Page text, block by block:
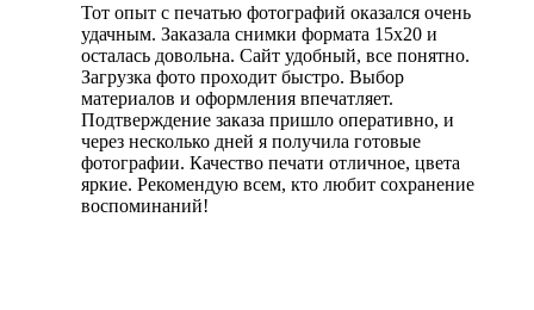
Тот опыт с печатью фотографий оказался очень
удачным. Заказала снимки формата 15х20 и
осталась довольна. Сайт удобный, все понятно.
Загрузка фото проходит быстро. Выбор
материалов и оформления впечатляет.
Подтверждение заказа пришло оперативно, и
через несколько дней я получила готовые
фотографии. Качество печати отличное, цвета
яркие. Рекомендую всем, кто любит сохранение
воспоминаний!